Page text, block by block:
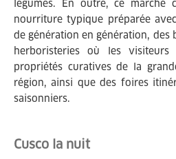
légumes. En outre, ce marché
nourriture typique préparée
de génération en génération, des
herboristeries où les visiteurs
propriétés curatives de la
région, ainsi que des foires
saisonniers.
Cusco la nuit